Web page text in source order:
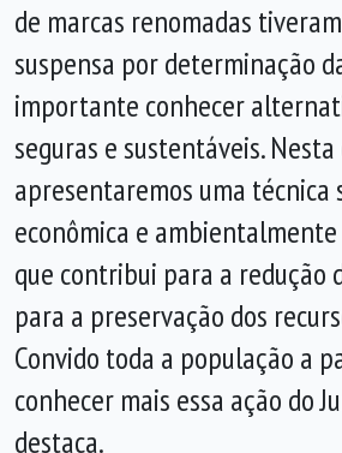
de marcas renomadas
suspensa por determinação
importante conhecer
seguras e sustentáveis.
apresentaremos uma técnica
econômica e
que contribui para a redução
para a preservação dos
Convido toda a população a
conhecer mais essa ação do
destaca.